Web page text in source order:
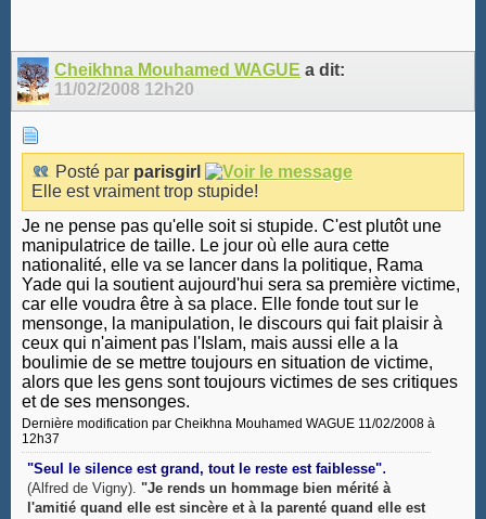
Cheikhna Mouhamed WAGUE a dit:
11/02/2008 12h20
Posté par parisgirl
Elle est vraiment trop stupide!
Je ne pense pas qu'elle soit si stupide. C'est plutôt une
manipulatrice de taille. Le jour où elle aura cette
nationalité, elle va se lancer dans la politique, Rama
Yade qui la soutient aujourd'hui sera sa première victime,
car elle voudra être à sa place. Elle fonde tout sur le
mensonge, la manipulation, le discours qui fait plaisir à
ceux qui n'aiment pas l'Islam, mais aussi elle a la
boulimie de se mettre toujours en situation de victime,
alors que les gens sont toujours victimes de ses critiques
et de ses mensonges.
Dernière modification par Cheikhna Mouhamed WAGUE 11/02/2008 à
12h37
"Seul le silence est grand, tout le reste est faiblesse".
(Alfred de Vigny). "Je rends un hommage bien mérité à
l'amitié quand elle est sincère et à la parenté quand elle est